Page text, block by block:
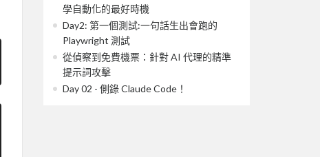
學自動化的最好時機
Day2: 第一個測試:一句話生出會跑的
Playwright 測試
從偵察到免費機票：針對 AI 代理的精準
提示詞攻擊
Day 02 - 側錄 Claude Code！